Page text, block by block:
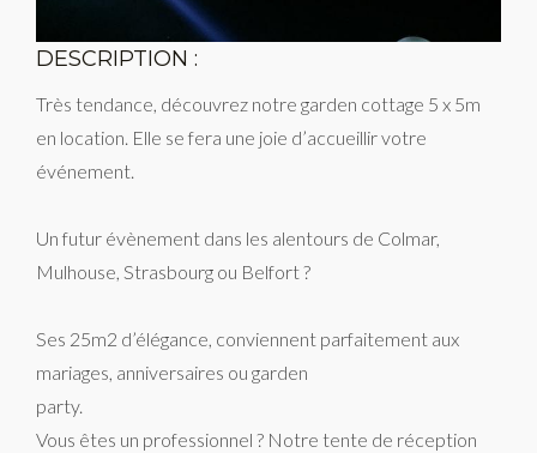
DESCRIPTION :
Très tendance, découvrez notre garden cottage 5 x 5m
en location. Elle se fera une joie d’accueillir votre
événement.
Un futur évènement dans les alentours de Colmar,
Mulhouse, Strasbourg ou Belfort ?
Ses 25m2 d’élégance, conviennent parfaitement aux
mariages, anniversaires ou garden
party.
Vous êtes un professionnel ? Notre tente de réception